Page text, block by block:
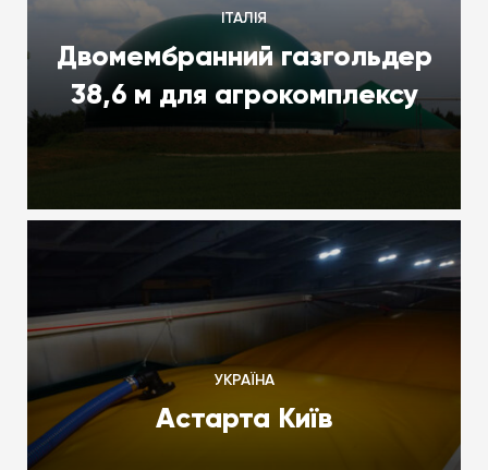
ІТАЛІЯ
Двомембранний газгольдер
38,6 м для агрокомплексу
УКРАЇНА
Астарта Київ